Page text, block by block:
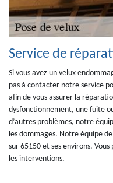
Service de
Si vous avez un velux
pas à contacter notre service
afin de vous assurer la
dysfonctionnement, une fuite
d’autres problèmes, notre
les dommages. Notre équipe
sur 65150 et ses environs.
les interventions.